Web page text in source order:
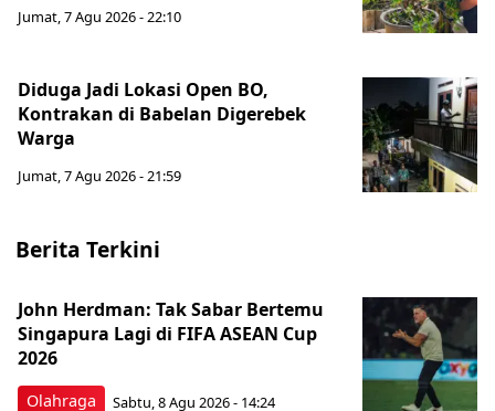
Jumat, 7 Agu 2026 - 22:10
Diduga Jadi Lokasi Open BO,
Kontrakan di Babelan Digerebek
Warga
Jumat, 7 Agu 2026 - 21:59
Berita Terkini
Olahraga
John Herdman: Tak Sabar Bertemu
Singapura Lagi di FIFA ASEAN Cup
2026
Sabtu, 8 Agu 2026 - 14:24